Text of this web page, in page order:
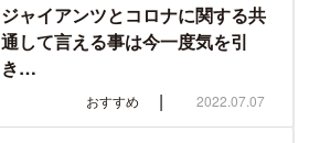
ジャイアンツとコロナに関する共
通して言える事は今一度気を引
き…
おすすめ | 2022.07.07